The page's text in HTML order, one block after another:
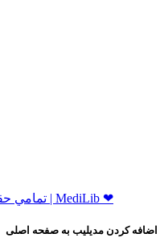
ﺗﻤﺎﻣﻲ ﺣﻘﻮﻕ ﺑﺮاﻱ ﻣﺪﻳﻠﻴﺐ ﻣﺤﻔﻮﻅ اﺳﺖ 2026 | MediLib ❤
اضافه کردن مدیلیب به صفحه اصلی